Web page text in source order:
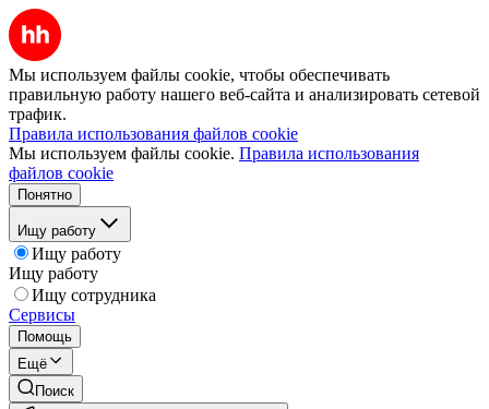
Мы используем файлы cookie, чтобы обеспечивать
правильную работу нашего веб-сайта и анализировать сетевой
трафик.
Правила использования файлов cookie
Мы используем файлы cookie. Правила использования
файлов cookie
Понятно
Ищу работу
Ищу работу
Ищу работу
Ищу сотрудника
Сервисы
Помощь
Ещё
Поиск